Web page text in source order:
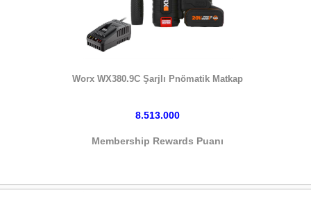
Worx WX380.9C Şarjlı Pnömatik Matkap
8.513.000
Membership Rewards Puanı